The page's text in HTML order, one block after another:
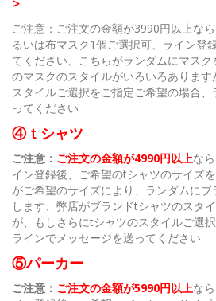
ご注意：ご注文の金額が3990円以上な
るいは布マスク1個ご選択可、ライン登
てください、こちらがランダムにマス
のマスクのスタイルがいろいろありま
スタイルご選択をご指定ご希望の場合
ってください
④ｔシャツ
ご注意： ご注文の金額が4990円以上な
イン登録後、ご希望のtシャツのサイズ
がご希望のサイズにより、ランダムに
します、弊店がブランドtシャツのスタ
が、もしさらにtシャツのスタイルご選
ラインでメッセージを送ってください
⑤パーカー
ご注意： ご注文の金額が5990円以上な